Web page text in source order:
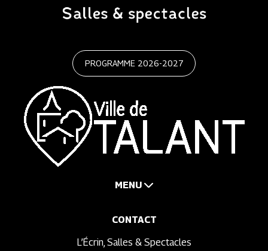
PROGRAMME 2026-2027
MENU
CONTACT
L’Écrin, Salles & Spectacles